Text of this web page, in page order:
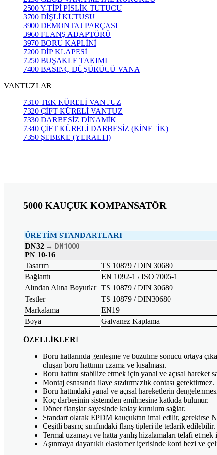
2500 Y-TİPİ PİSLİK TUTUCU
3700 DİŞLİ KUTUSU
3900 DEMONTAJ PARÇASI
3960 FLANŞ ADAPTÖRÜ
3970 BORU KAPLİNİ
7200 DİP KLAPESİ
7250 BUŞAKLE TAKIMI
7400 BASINÇ DÜŞÜRÜCÜ VANA
VANTUZLAR
7310 TEK KÜRELİ VANTUZ
7320 ÇİFT KÜRELİ VANTUZ
7330 DARBESİZ DİNAMİK
7340 ÇİFT KÜRELİ DARBESİZ (KİNETİK)
7350 ŞEBEKE (YERALTI)
5000 KAUÇUK KOMPANSATÖR
ÜRETİM STANDARTLARI
DN32 → DN1000
PN 10-16
Tasarım
TS 10879 / DIN 30680
Bağlantı
EN 1092-1 / ISO 7005-1
Alından Alına Boyutlar TS 10879 / DIN 30680
Testler
TS 10879 / DIN30680
Markalama
EN19
Boya
Galvanez Kaplama
ÖZELLİKLERİ
Boru hatlarında genleşme ve büzülme sonucu ortaya
oluşan boru hattının uzama ve kısalması.
Boru hattını stabilize etmek için yanal ve açısal hareket
Montaj esnasında ilave sızdırmazlık contası gerektirmez.
Boru hattındaki yanal ve açısal hareketlerin
Koç darbesinin sistemden emilmesine katkıda bulunur.
Döner flanşlar sayesinde kolay kurulum sağlar.
Standart olarak EPDM kauçuktan imal edilir, gerekirse
Çeşitli basınç sınıfındaki flanş tipleri ile tedarik edilebilir.
Termal uzamayı ve hatta yanlış hizalamaları telafi
Aşınmaya dayanıklı elastomer içerisinde kord bezi ve